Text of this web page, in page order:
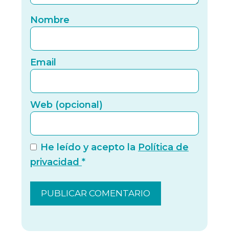
Nombre
Email
Web (opcional)
He leído y acepto la Política de
privacidad *